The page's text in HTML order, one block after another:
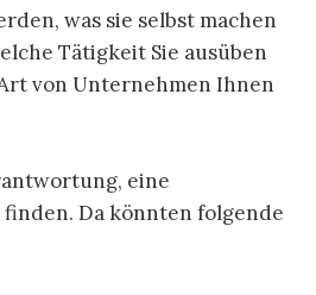
was sie selbst machen
Tätigkeit Sie ausüben
von Unternehmen Ihnen
eine
Da könnten folgende